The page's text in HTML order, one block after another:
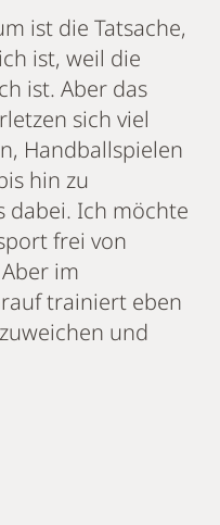
ist die Tatsache,
ist, weil die
ist. Aber das
sich viel
Handballspielen
hin zu
dabei. Ich möchte
frei von
im
trainiert eben
und